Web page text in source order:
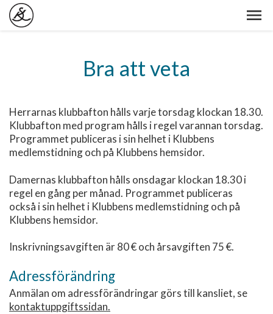
Bra att veta
Herrarnas klubbafton hålls varje torsdag klockan 18.30.
Klubbafton med program hålls i regel varannan torsdag.
Programmet publiceras i sin helhet i Klubbens
medlemstidning och på Klubbens hemsidor.
Damernas klubbafton hålls onsdagar klockan 18.30 i
regel en gång per månad. Programmet publiceras
också i sin helhet i Klubbens medlemstidning och på
Klubbens hemsidor.
Inskrivningsavgiften är 80 € och årsavgiften 75 €.
Adressförändring
Anmälan om adressförändringar görs till kansliet, se
kontaktuppgiftssidan.